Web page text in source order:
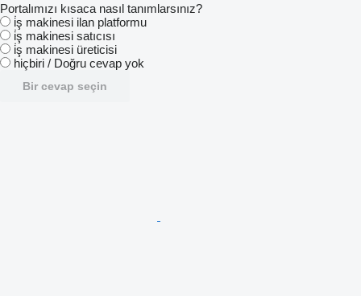
Portalımızı kısaca nasıl tanımlarsınız?
i̇ş makinesi ilan platformu
i̇ş makinesi satıcısı
i̇ş makinesi üreticisi
hiçbiri / Doğru cevap yok
Bir cevap seçin